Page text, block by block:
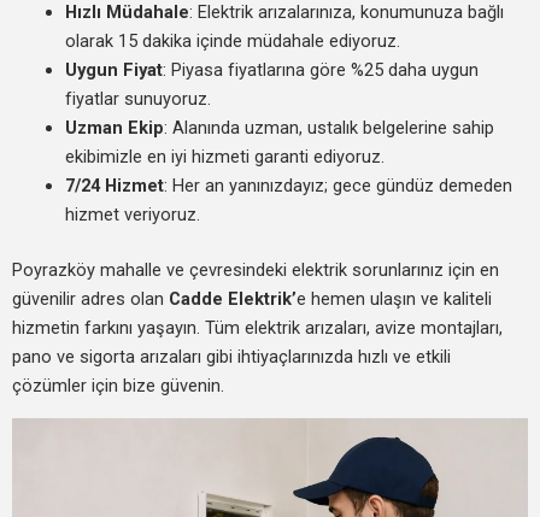
Hızlı Müdahale: Elektrik arızalarınıza, konumunuza bağlı
olarak 15 dakika içinde müdahale ediyoruz.
Uygun Fiyat: Piyasa fiyatlarına göre %25 daha uygun
fiyatlar sunuyoruz.
Uzman Ekip: Alanında uzman, ustalık belgelerine sahip
ekibimizle en iyi hizmeti garanti ediyoruz.
7/24 Hizmet: Her an yanınızdayız; gece gündüz demeden
hizmet veriyoruz.
Poyrazköy mahalle ve çevresindeki elektrik sorunlarınız için en
güvenilir adres olan Cadde Elektrik’e hemen ulaşın ve kaliteli
hizmetin farkını yaşayın. Tüm elektrik arızaları, avize montajları,
pano ve sigorta arızaları gibi ihtiyaçlarınızda hızlı ve etkili
çözümler için bize güvenin.